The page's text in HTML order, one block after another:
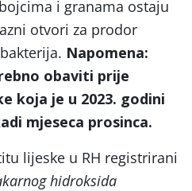
i granama ostaju
otvori za prodor
Napomena:
obaviti prije
koja je u 2023. godini
mjeseca prosinca.
lijeske u RH registrirani
hidroksida